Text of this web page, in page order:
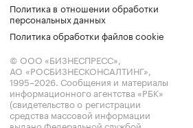
Политика в отношении обработки
персональных данных
Политика обработки файлов cookie
© ООО «БИЗНЕСПРЕСС»,
АО «РОСБИЗНЕСКОНСАЛТИНГ»,
1995–2026. Сообщения и материалы
информационного агентства «РБК»
(свидетельство о регистрации
средства массовой информации
выдано Федеральной службой